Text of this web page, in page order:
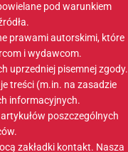
pod warunkiem
prawami autorskimi, które
i wydawcom.
uprzedniej pisemnej zgody.
treści (m.in. na zasadzie
informacyjnych.
poszczególnych
zakładki kontakt. Nasza